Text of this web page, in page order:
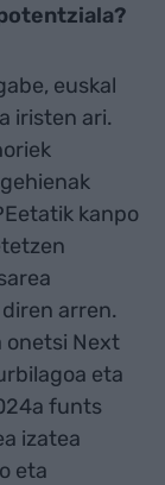
euskal
iristen ari.
kanpo
arren.
onetsi Next
eta
funts
izatea
eta